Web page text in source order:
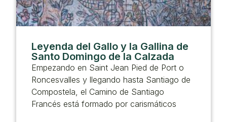
Leyenda del Gallo y la Gallina de
Santo Domingo de la Calzada
Empezando en Saint Jean Pied de Port o
Roncesvalles y llegando hasta Santiago de
Compostela, el Camino de Santiago
Francés está formado por carismáticos